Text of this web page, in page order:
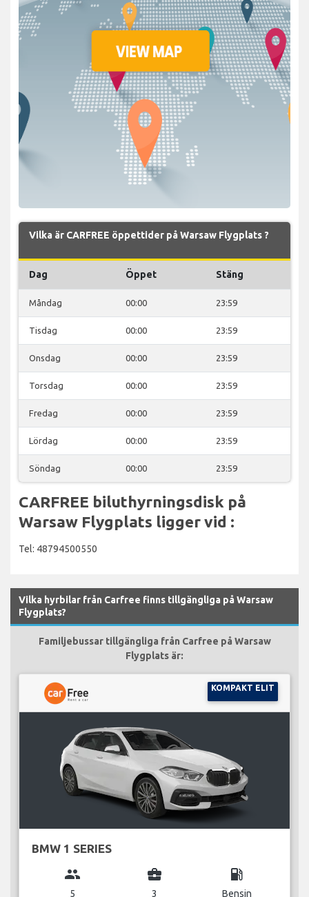
Vilka är CARFREE öppettider på Warsaw Flygplats ?
Dag Öppet Stäng
Måndag 00:00 23:59
Tisdag 00:00 23:59
Onsdag 00:00 23:59
Torsdag 00:00 23:59
Fredag 00:00 23:59
Lördag 00:00 23:59
Söndag 00:00 23:59
CARFREE biluthyrningsdisk på
Warsaw Flygplats ligger vid :
Tel: 48794500550
Vilka hyrbilar från Carfree finns tillgängliga på Warsaw
Flygplats?
Familjebussar tillgängliga från Carfree på Warsaw
Flygplats är:
KOMPAKT ELIT
BMW 1 SERIES
group
5
business_center
3
local_gas_station
Bensin